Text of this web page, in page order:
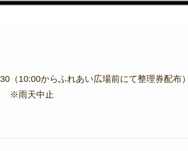
（10:00からふれあい広場前にて整理券配
※雨天中止